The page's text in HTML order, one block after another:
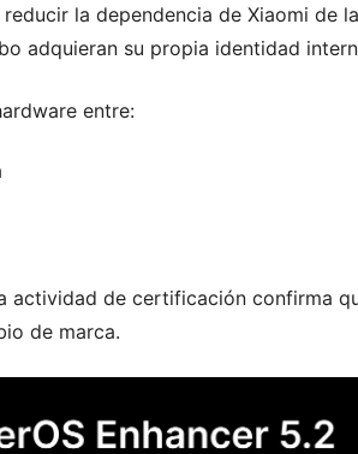
la dependencia de Xiaomi de
adquieran su propia identidad
entre:
actividad de certificación confirma
de marca.